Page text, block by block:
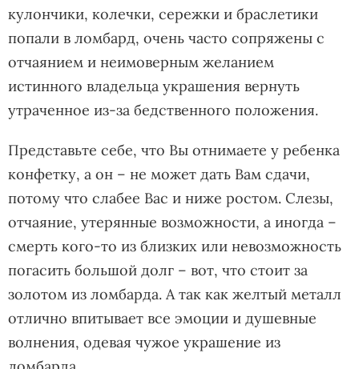
кулончики, колечки, сережки и браслетики
попали в ломбард, очень часто сопряжены с
отчаянием и неимоверным желанием
истинного владельца украшения вернуть
утраченное из-за бедственного положения.
Представьте себе, что Вы отнимаете у ребенка
конфетку, а он – не может дать Вам сдачи,
потому что слабее Вас и ниже ростом. Слезы,
отчаяние, утерянные возможности, а иногда –
смерть кого-то из близких или невозможность
погасить большой долг – вот, что стоит за
золотом из ломбарда. А так как желтый металл
отлично впитывает все эмоции и душевные
волнения, одевая чужое украшение из